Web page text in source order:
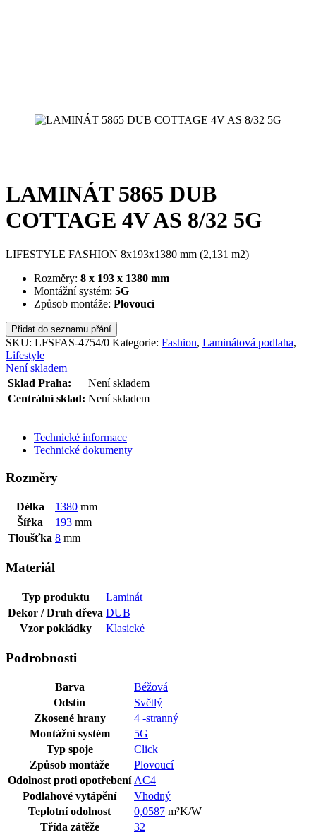
LAMINÁT 5865 DUB
COTTAGE 4V AS 8/32 5G
LIFESTYLE FASHION 8x193x1380 mm (2,131 m2)
Rozměry: 8 x 193 x 1380 mm
Montážní systém: 5G
Způsob montáže: Plovoucí
Přidat do seznamu přání
SKU: LFSFAS-4754/0 Kategorie: Fashion, Laminátová podlaha,
Lifestyle
Není skladem
Sklad Praha:
Není skladem
Centrální sklad: Není skladem
Technické informace
Technické dokumenty
Rozměry
Délka 1380 mm
Šířka
193 mm
Tloušťka 8 mm
Materiál
Typ produktu
Laminát
Dekor / Druh dřeva DUB
Vzor pokládky
Klasické
Podrobnosti
Barva
Béžová
Odstín
Světlý
Zkosené hrany
4 -stranný
Montážní systém
5G
Typ spoje
Click
Způsob montáže
Plovoucí
Odolnost proti opotřebení AC4
Podlahové vytápění
Vhodný
Teplotní odolnost
0,0587 m²K/W
Třída zátěže
32